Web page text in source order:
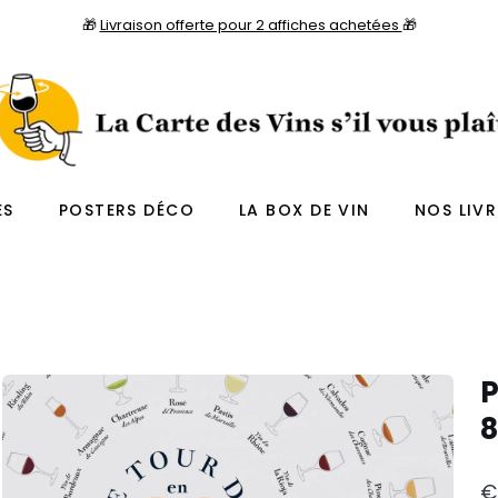
🎁Livraison offerte pour 2 affiches achetées 🎁
POSTERS DÉCO LA BOX DE VIN NOS